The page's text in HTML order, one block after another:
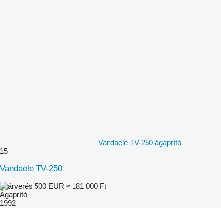
Vandaele TV-250 ágaprító
15
Vandaele TV-250
500 EUR ≈ 181 000 Ft
Ágaprító
1992